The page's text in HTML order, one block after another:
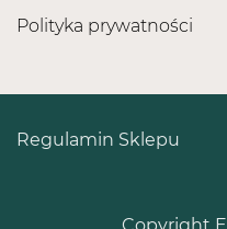
Polityka prywatności
Regulamin Sklepu